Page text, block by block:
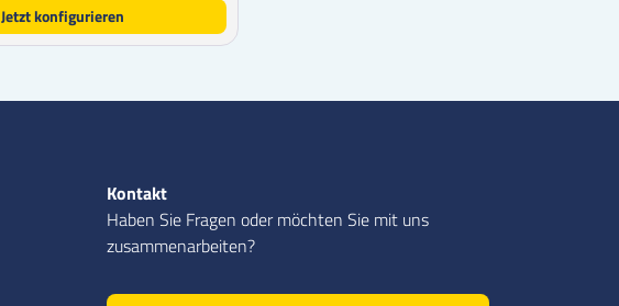
Jetzt konfigurieren
Kontakt
Haben Sie Fragen oder möchten Sie mit uns
zusammenarbeiten?